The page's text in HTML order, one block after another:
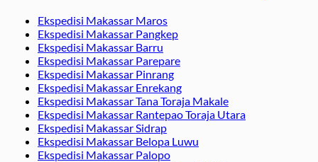
Ekspedisi Makassar Maros
Ekspedisi Makassar Pangkep
Ekspedisi Makassar Barru
Ekspedisi Makassar Parepare
Ekspedisi Makassar Pinrang
Ekspedisi Makassar Enrekang
Ekspedisi Makassar Tana Toraja Makale
Ekspedisi Makassar Rantepao Toraja Utara
Ekspedisi Makassar Sidrap
Ekspedisi Makassar Belopa Luwu
Ekspedisi Makassar Palopo